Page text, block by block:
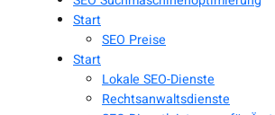
Start
SEO Preise
Start
Lokale SEO-Dienste
Rechtsanwaltsdienste